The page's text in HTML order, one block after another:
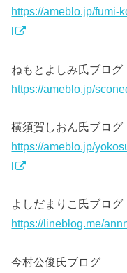
https://ameblo.jp/fumi-
l
ねもとよしみ氏ブログ
https://ameblo.jp/
横須賀しおん氏ブログ
https://ameblo.jp/
l
よしだまりこ氏ブログ
https://lineblog.me/
今村公俊氏ブログ